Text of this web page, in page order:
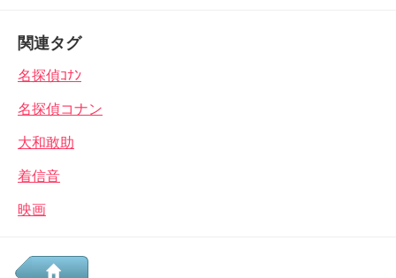
関連タグ
名探偵ｺﾅﾝ
名探偵コナン
大和敢助
着信音
映画